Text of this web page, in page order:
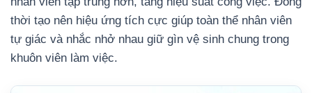
thời tạo nên hiệu ứng tích cực giúp toàn thể nhân viên
tự giác và nhắc nhở nhau giữ gìn vệ sinh chung trong
khuôn viên làm việc.